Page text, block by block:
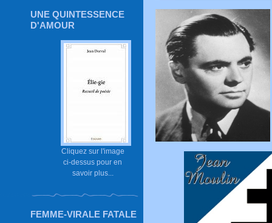
UNE QUINTESSENCE
D'AMOUR
Cliquez sur l'image
ci-dessus pour en
savoir plus...
FEMME-VIRALE FATALE